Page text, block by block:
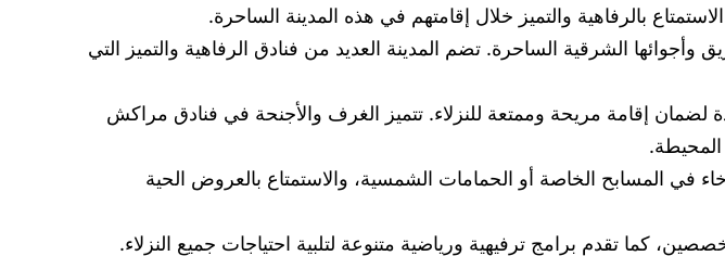
بالرفاهية والتميز خلال إقامتهم في هذه المدينة الساحرة.
الشرقية الساحرة. تضم المدينة العديد من فنادق الرفاهية والتميز التي
لضمان إقامة مريحة وممتعة للنزلاء. تتميز الغرف والأجنحة في فنادق مراكش
المحيطة.
في المسابح الخاصة أو الحمامات الشمسية، والاستمتاع بالعروض الحية
كما تقدم برامج ترفيهية ورياضية متنوعة لتلبية احتياجات جميع النزلاء.